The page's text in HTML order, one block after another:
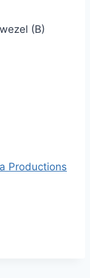
(B)
Productions